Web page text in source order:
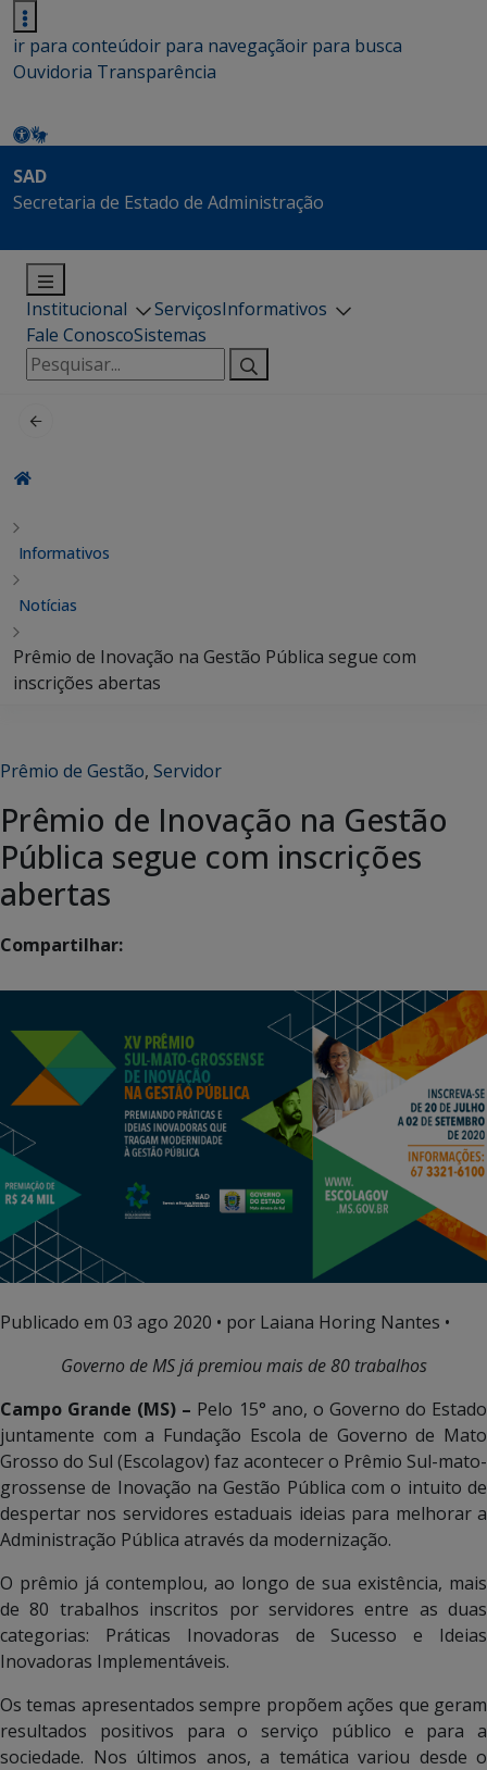
ir para conteúdoir para navegaçãoir para busca
Ouvidoria Transparência
SAD
Secretaria de Estado de Administração
Institucional ServiçosInformativos
Fale ConoscoSistemas
Pesquisar
por:
Informativos
Notícias
Prêmio de Inovação na Gestão Pública segue com
inscrições abertas
Prêmio de Gestão, Servidor
Prêmio de Inovação na Gestão
Pública segue com inscrições
abertas
Compartilhar:
Publicado em 03 ago 2020 • por Laiana Horing Nantes •
Governo de MS já premiou mais de 80 trabalhos
Campo Grande (MS) – Pelo 15° ano, o Governo do Estado
juntamente com a Fundação Escola de Governo de Mato
Grosso do Sul (Escolagov) faz acontecer o Prêmio Sul-mato-
grossense de Inovação na Gestão Pública com o intuito de
despertar nos servidores estaduais ideias para melhorar a
Administração Pública através da modernização.
O prêmio já contemplou, ao longo de sua existência, mais
de 80 trabalhos inscritos por servidores entre as duas
categorias: Práticas Inovadoras de Sucesso e Ideias
Inovadoras Implementáveis.
Os temas apresentados sempre propõem ações que geram
resultados positivos para o serviço público e para a
sociedade. Nos últimos anos, a temática variou desde o